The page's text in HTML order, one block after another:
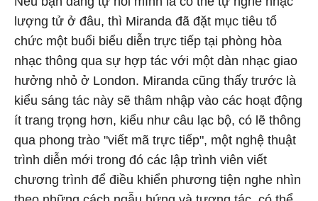
lượng tử ở đâu, thì Miranda đã đặt mục tiêu tổ
chức một buổi biểu diễn trực tiếp tại phòng hòa
nhạc thông qua sự hợp tác với một dàn nhạc giao
hưởng nhỏ ở London. Miranda cũng thấy trước là
kiểu sáng tác này sẽ thâm nhập vào các hoạt động
ít trang trọng hơn, kiểu như câu lạc bộ, có lẽ thông
qua phong trào "viết mã trực tiếp", một nghệ thuật
trình diễn mới trong đó các lập trình viên viết
chương trình để điều khiển phương tiện nghe nhìn